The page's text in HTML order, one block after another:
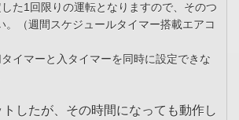
た1回限りの運転となりますので、そのつ
。（週間スケジュールタイマー搭載エアコ
イマーと入タイマーを同時に設定できな
したが、その時間になっても動作し